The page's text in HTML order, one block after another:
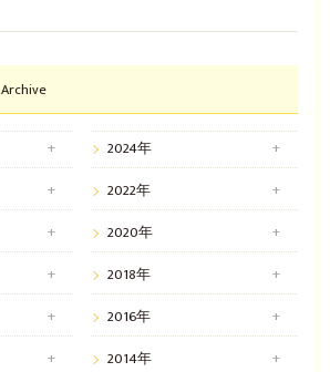
Archive
2024年
2022年
2020年
2018年
2016年
2014年